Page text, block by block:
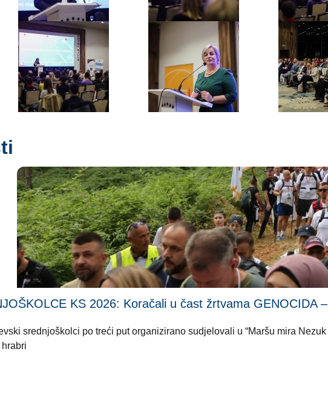
KS 2026: Koračali u čast žrtvama GENOCIDA
srednjoškolci po treći put organizirano sudjelovali u “Maršu mira